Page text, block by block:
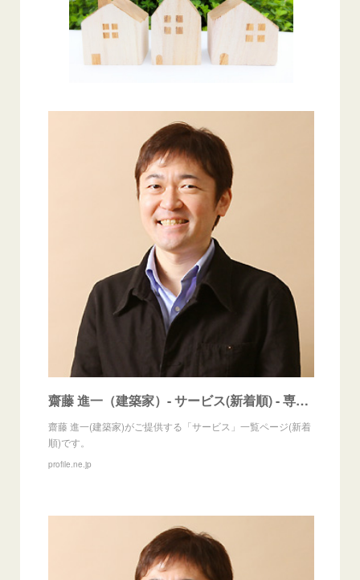
齋藤 進一（建築家）- サービス(新着順) - 専門家プロファイル
齋藤 進一(建築家)がご提供する「サービス」一覧ページ(新着
順)です。
profile.ne.jp